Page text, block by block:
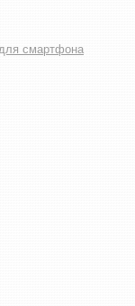
смартфона